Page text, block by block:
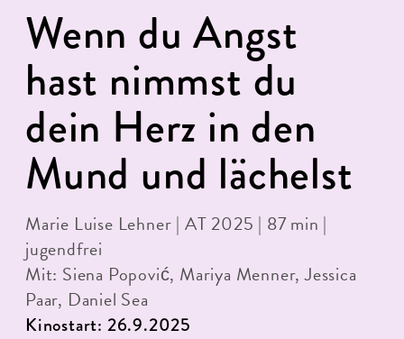
Wenn du Angst
hast nimmst du
dein Herz in den
Mund und lächelst
Marie Luise Lehner | AT 2025 | 87 min |
jugendfrei
Mit: Siena Popović, Mariya Menner, Jessica
Paar, Daniel Sea
Kinostart: 26.9.2025